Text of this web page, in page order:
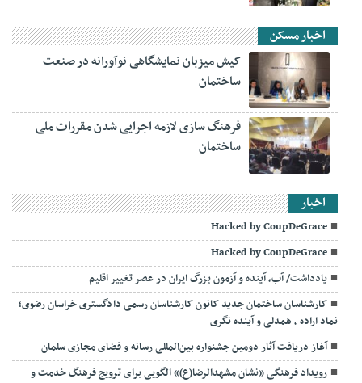
اخبار مسکن
کیش میزبان نمایشگاهی نوآورانه در صنعت
ساختمان
فرهنگ سازی لازمه اجرایی شدن مقررات ملی
ساختمان
اخبار
Hacked by CoupDeGrace
Hacked by CoupDeGrace
یادداشت/ آب، آینده و آزمون بزرگ ایران در عصر تغییر اقلیم
کارشناسان ساختمان جدید کانون کارشناسان رسمی دادگستری خراسان رضوی؛
نماد اراده ، همدلی و آینده نگری
آغاز دریافت آثار دومین جشنواره بین‌المللی رسانه و فضای مجازی سلمان
رویداد فرهنگی «نشان مشهدالرضا(ع)» الگویی برای ترویج فرهنگ خدمت و